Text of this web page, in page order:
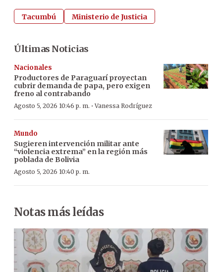
Tacumbú Ministerio de Justicia
Últimas Noticias
Nacionales
Productores de Paraguarí proyectan
cubrir demanda de papa, pero exigen
freno al contrabando
Agosto 5, 2026 10:46 p. m. ·Vanessa Rodríguez
Mundo
Sugieren intervención militar ante
“violencia extrema” en la región más
poblada de Bolivia
Agosto 5, 2026 10:40 p. m.
Notas más leídas